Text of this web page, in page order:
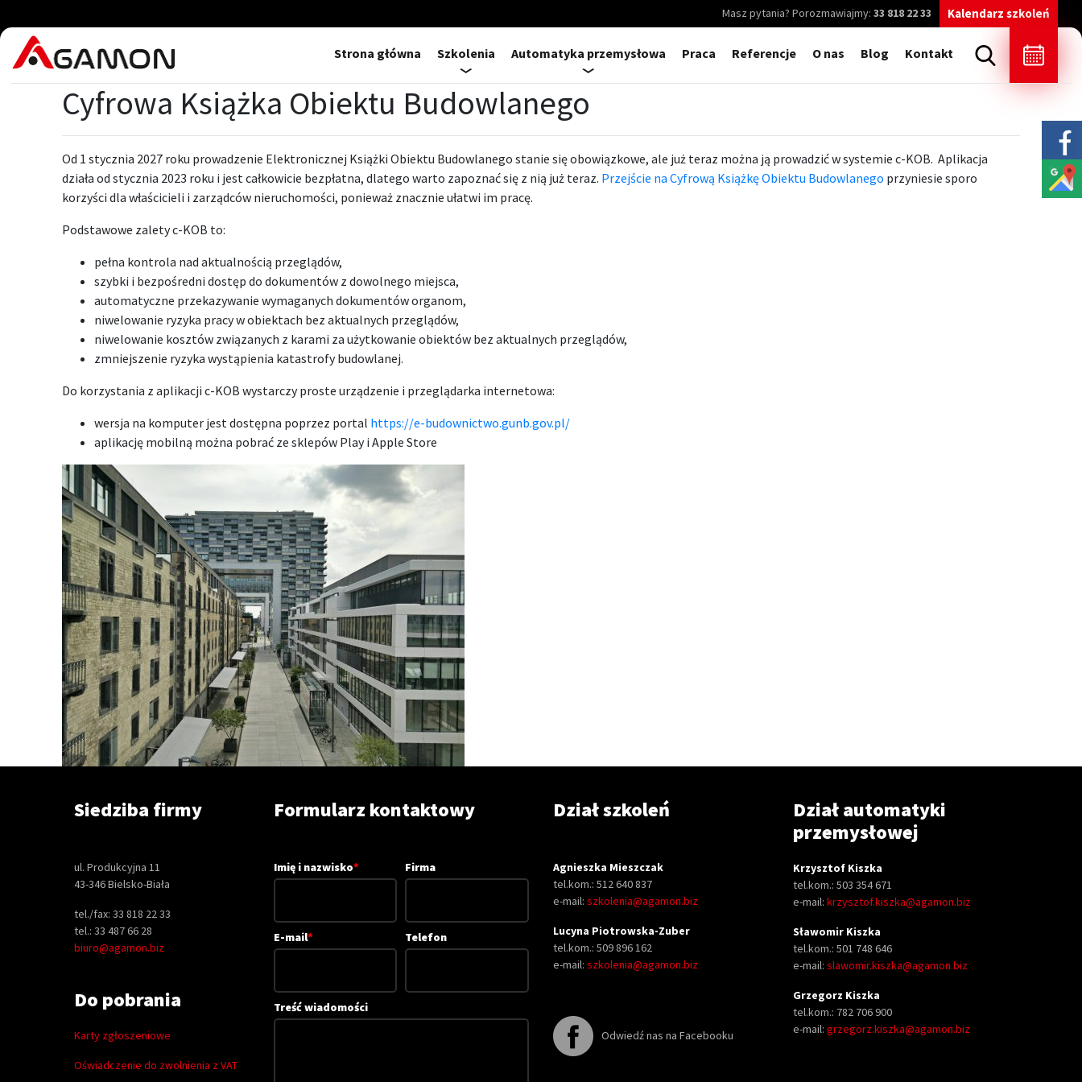
Masz pytania? Porozmawiajmy: 33 818 22 33 Kalendarz szkoleń
Strona główna Szkolenia Automatyka przemysłowa Praca Referencje O nas Blog Kontakt
Cyfrowa Książka Obiektu Budowlanego
Od 1 stycznia 2027 roku prowadzenie Elektronicznej Książki Obiektu Budowlanego stanie się obowiązkowe, ale już teraz można ją prowadzić w systemie c-KOB. Aplikacja
działa od stycznia 2023 roku i jest całkowicie bezpłatna, dlatego warto zapoznać się z nią już teraz. Przejście na Cyfrową Książkę Obiektu Budowlanego przyniesie sporo
korzyści dla właścicieli i zarządców nieruchomości, ponieważ znacznie ułatwi im pracę.
Podstawowe zalety c-KOB to:
pełna kontrola nad aktualnością przeglądów,
szybki i bezpośredni dostęp do dokumentów z dowolnego miejsca,
automatyczne przekazywanie wymaganych dokumentów organom,
niwelowanie ryzyka pracy w obiektach bez aktualnych przeglądów,
niwelowanie kosztów związanych z karami za użytkowanie obiektów bez aktualnych przeglądów,
zmniejszenie ryzyka wystąpienia katastrofy budowlanej.
Do korzystania z aplikacji c-KOB wystarczy proste urządzenie i przeglądarka internetowa:
wersja na komputer jest dostępna poprzez portal https://e-budownictwo.gunb.gov.pl/
aplikację mobilną można pobrać ze sklepów Play i Apple Store
Siedziba firmy
ul. Produkcyjna 11
43-346 Bielsko-Biała
tel./fax: 33 818 22 33
tel.: 33 487 66 28
biuro@agamon.biz
Do pobrania
Karty zgłoszeniowe
Oświadczenie do zwolnienia z VAT
Formularz kontaktowy
Imię i nazwisko* Firma
E-mail* Telefon
Treść wiadomości
Dział szkoleń
Agnieszka Mieszczak
tel.kom.: 512 640 837
e-mail: szkolenia@agamon.biz
Lucyna Piotrowska-Zuber
tel.kom.: 509 896 162
e-mail: szkolenia@agamon.biz
Odwiedź nas na Facebooku
Dział automatyki
przemysłowej
Krzysztof Kiszka
tel.kom.: 503 354 671
e-mail: krzysztof.kiszka@agamon.biz
Sławomir Kiszka
tel.kom.: 501 748 646
e-mail: slawomir.kiszka@agamon.biz
Grzegorz Kiszka
tel.kom.: 782 706 900
e-mail: grzegorz.kiszka@agamon.biz